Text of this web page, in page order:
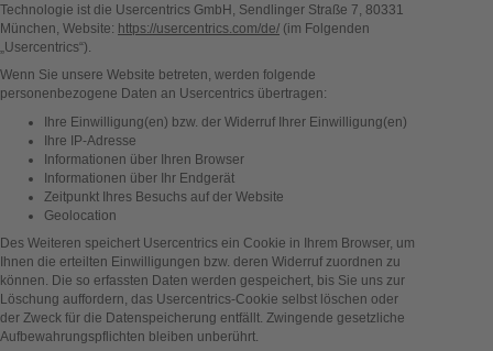
Technologie ist die Usercentrics GmbH, Sendlinger Straße 7, 80331
München, Website: https://usercentrics.com/de/ (im Folgenden
„Usercentrics“).
Wenn Sie unsere Website betreten, werden folgende
personenbezogene Daten an Usercentrics übertragen:
Ihre Einwilligung(en) bzw. der Widerruf Ihrer Einwilligung(en)
Ihre IP-Adresse
Informationen über Ihren Browser
Informationen über Ihr Endgerät
Zeitpunkt Ihres Besuchs auf der Website
Geolocation
Des Weiteren speichert Usercentrics ein Cookie in Ihrem Browser, um
Ihnen die erteilten Einwilligungen bzw. deren Widerruf zuordnen zu
können. Die so erfassten Daten werden gespeichert, bis Sie uns zur
Löschung auffordern, das Usercentrics-Cookie selbst löschen oder
der Zweck für die Datenspeicherung entfällt. Zwingende gesetzliche
Aufbewahrungspflichten bleiben unberührt.